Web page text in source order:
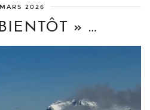
2026
» …